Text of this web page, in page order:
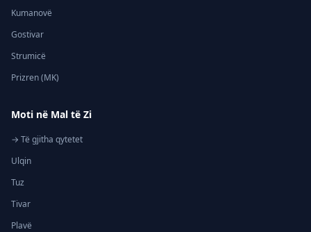
Kumanovë
Gostivar
Strumicë
Prizren (MK)
Moti në Mal të Zi
→ Të gjitha qytetet
Ulqin
Tuz
Tivar
Plavë